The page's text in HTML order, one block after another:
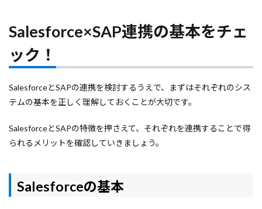
Salesforce×SAP連携の基本をチェ
ック！
SalesforceとSAPの連携を検討するうえで、まずはそれぞれのシス
テムの基本を正しく理解しておくことが大切です。
SalesforceとSAPの特徴を押さえて、それぞれを連携することで得
られるメリットを確認していきましょう。
Salesforceの基本